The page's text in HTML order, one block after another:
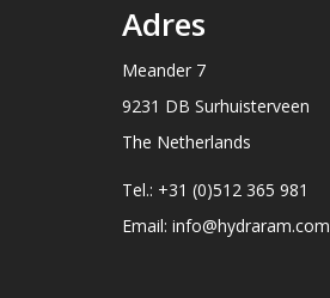
Adres
Meander 7
9231 DB Surhuisterveen
The Netherlands
Tel.: +31 (0)512 365 981
Email: info@hydraram.com